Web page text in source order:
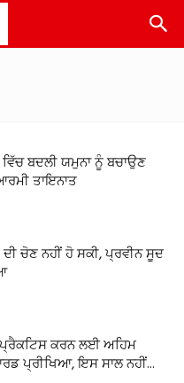
ਬਦਲੀ ਯਮੁਨਾ ਨੂੰ ਬਚਾਉਣ
ਤਾਇਨਾਤ
ਚੋਣ ਨਹੀਂ ਹੋ ਸਕੀ, ਪ੍ਰਵੀਨ ਸੂਦ
ਕਰਨ ਲਈ ਅਹਿਮ
ਪ੍ਰੀਖਿਆ, ਇਸ ਸਾਲ ਨਹੀਂ...